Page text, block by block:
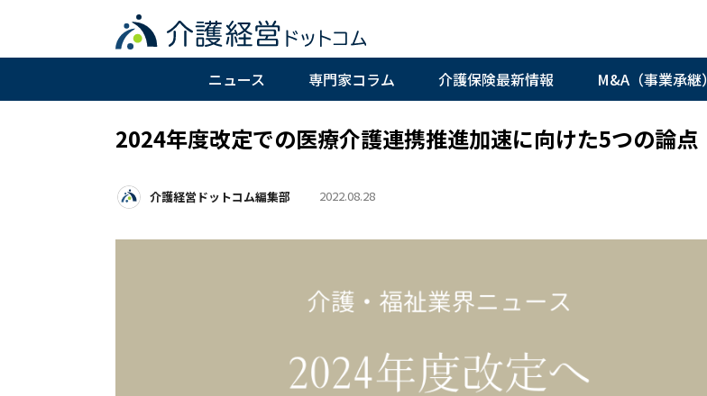
ニュース 専門家コラム 介護保険最新情報 M&A（事業承継）
2024年度改定での医療介護連携推進加速に向けた5つの論点
介護経営ドットコム編集部 2022.08.28